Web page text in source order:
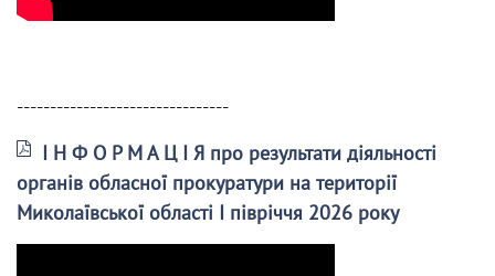
--------------------------------
І Н Ф О Р М А Ц І Я про результати діяльності
органів обласної прокуратури на території
Миколаївської області І півріччя 2026 року